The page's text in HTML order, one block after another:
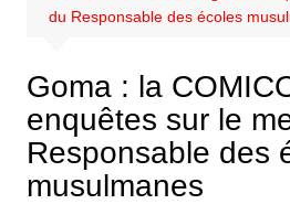
du Responsable des écoles
Goma : la
enquêtes sur le
Responsable des
musulmanes